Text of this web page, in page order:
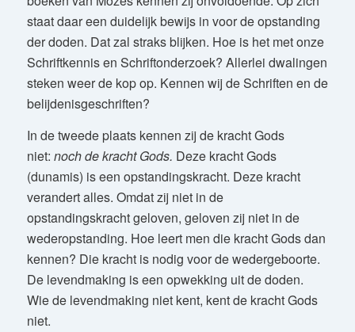
staat daar een duidelijk bewijs in voor de opstanding
der doden. Dat zal straks blijken. Hoe is het met onze
Schriftkennis en Schriftonderzoek? Allerlei dwalingen
steken weer de kop op. Kennen wij de Schriften en de
belijdenisgeschriften?
In de tweede plaats kennen zij de kracht Gods
niet: noch de kracht Gods. Deze kracht Gods
(dunamis) is een opstandingskracht. Deze kracht
verandert alles. Omdat zij niet in de
opstandingskracht geloven, geloven zij niet in de
wederopstanding. Hoe leert men die kracht Gods dan
kennen? Die kracht is nodig voor de wedergeboorte.
De levendmaking is een opwekking uit de doden.
Wie de levendmaking niet kent, kent de kracht Gods
niet.